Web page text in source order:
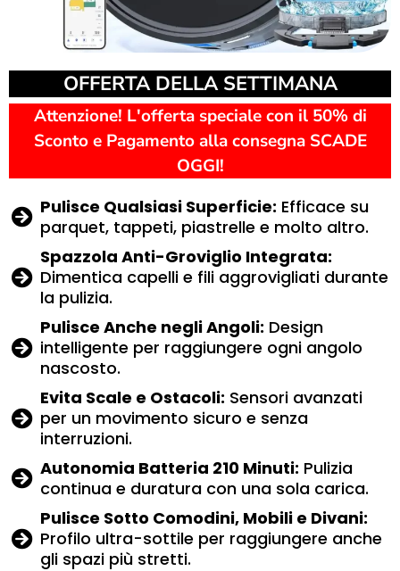
OFFERTA DELLA SETTIMANA
Attenzione! L'offerta speciale con il 50% di
Sconto e Pagamento alla consegna SCADE
OGGI!
Pulisce Qualsiasi Superficie: Efficace su
parquet, tappeti, piastrelle e molto altro.
Spazzola Anti-Groviglio Integrata:
Dimentica capelli e fili aggrovigliati durante
la pulizia.
Pulisce Anche negli Angoli: Design
intelligente per raggiungere ogni angolo
nascosto.
Evita Scale e Ostacoli: Sensori avanzati
per un movimento sicuro e senza
interruzioni.
Autonomia Batteria 210 Minuti: Pulizia
continua e duratura con una sola carica.
Pulisce Sotto Comodini, Mobili e Divani:
Profilo ultra-sottile per raggiungere anche
gli spazi più stretti.